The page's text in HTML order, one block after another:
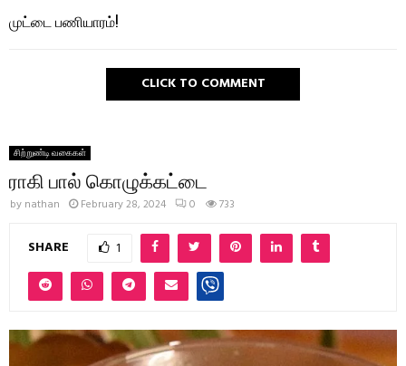
முட்டை பணியாரம்!
CLICK TO COMMENT
சிற்றுண்டி வகைகள்
ராகி பால் கொழுக்கட்டை
by nathan February 28, 2024 0 733
SHARE 1